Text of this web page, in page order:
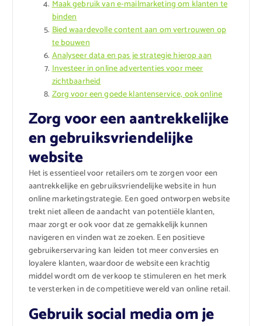
Maak gebruik van e-mailmarketing om klanten te
binden
Bied waardevolle content aan om vertrouwen op
te bouwen
Analyseer data en pas je strategie hierop aan
Investeer in online advertenties voor meer
zichtbaarheid
Zorg voor een goede klantenservice, ook online
Zorg voor een aantrekkelijke
en gebruiksvriendelijke
website
Het is essentieel voor retailers om te zorgen voor een
aantrekkelijke en gebruiksvriendelijke website in hun
online marketingstrategie. Een goed ontworpen website
trekt niet alleen de aandacht van potentiële klanten,
maar zorgt er ook voor dat ze gemakkelijk kunnen
navigeren en vinden wat ze zoeken. Een positieve
gebruikerservaring kan leiden tot meer conversies en
loyalere klanten, waardoor de website een krachtig
middel wordt om de verkoop te stimuleren en het merk
te versterken in de competitieve wereld van online retail.
Gebruik social media om je